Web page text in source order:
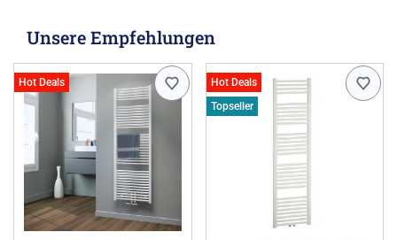
Unsere Empfehlungen
Hot Deals
Hot Deals
Topseller